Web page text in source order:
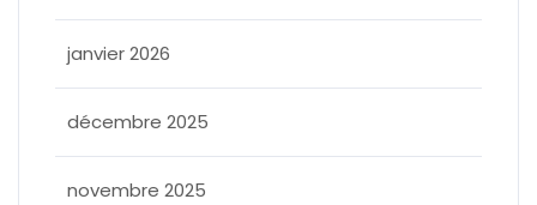
janvier 2026
décembre 2025
novembre 2025